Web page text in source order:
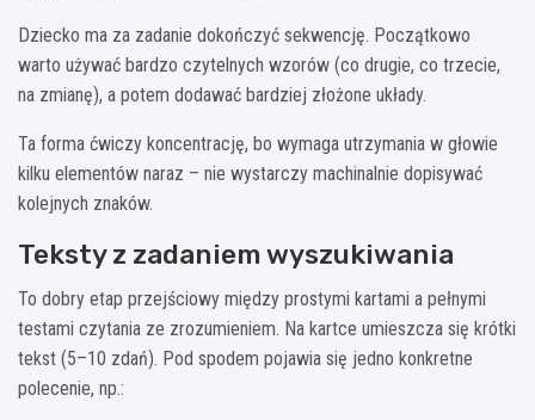
Dziecko ma za zadanie dokończyć sekwencję. Początkowo
warto używać bardzo czytelnych wzorów (co drugie, co trzecie,
na zmianę), a potem dodawać bardziej złożone układy.
Ta forma ćwiczy koncentrację, bo wymaga utrzymania w głowie
kilku elementów naraz – nie wystarczy machinalnie dopisywać
kolejnych znaków.
Teksty z zadaniem wyszukiwania
To dobry etap przejściowy między prostymi kartami a pełnymi
testami czytania ze zrozumieniem. Na kartce umieszcza się krótki
tekst (5–10 zdań). Pod spodem pojawia się jedno konkretne
polecenie, np.: